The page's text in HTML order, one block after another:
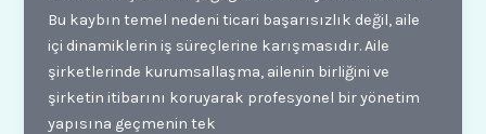
Bu kaybın temel nedeni ticari başarısızlık değil, aile
içi dinamiklerin iş süreçlerine karışmasıdır. Aile
şirketlerinde kurumsallaşma, ailenin birliğini ve
şirketin itibarını koruyarak profesyonel bir yönetim
yapısına geçmenin tek